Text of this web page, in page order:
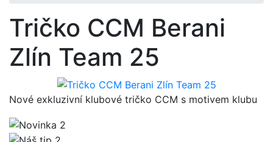
Tričko CCM Berani
Zlín Team 25
Nové exkluzivní klubové tričko CCM s motivem klubu